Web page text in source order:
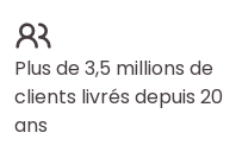
Plus de 3,5 millions de
clients livrés depuis 20
ans